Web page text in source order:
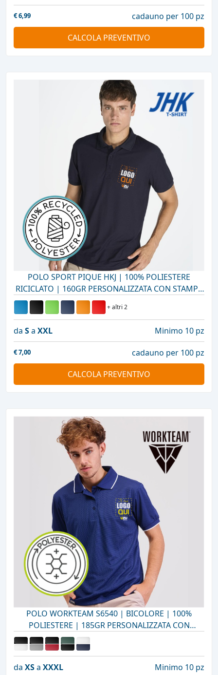
€6,99
cadauno per 100 pz
CALCOLA PREVENTIVO
POLO SPORT PIQUE HKJ | 100% POLIESTERE
RICICLATO | 160GR PERSONALIZZATA CON STAMPA
O RICAMO
+ altri 2
da Sa XXL Minimo 10 pz
€7,00
cadauno per 100 pz
CALCOLA PREVENTIVO
POLO WORKTEAM S6540 | BICOLORE | 100%
POLIESTERE | 185GR PERSONALIZZATA CON
STAMPA O RICAMO
da XSa XXXL Minimo 10 pz